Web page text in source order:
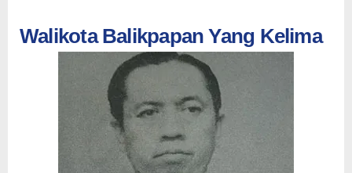
Walikota Balikpapan Yang Kelima